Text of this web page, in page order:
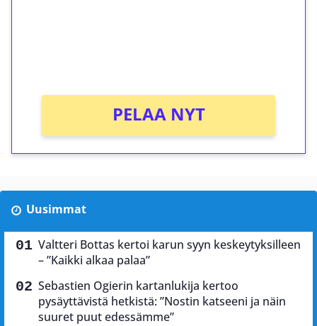
PELAA NYT
Uusimmat
Valtteri Bottas kertoi karun syyn keskeytyksilleen
– ”Kaikki alkaa palaa”
Sebastien Ogierin kartanlukija kertoo
pysäyttävistä hetkistä: ”Nostin katseeni ja näin
suuret puut edessämme”